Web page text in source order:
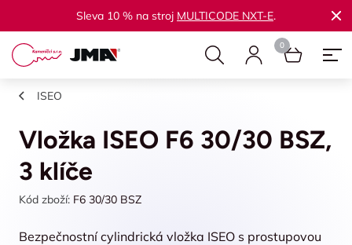
Sleva 10 % na stroj MULTICODE NXT-E.
ISEO
Vložka ISEO F6 30/30 BSZ,
3 klíče
Kód zboží: F6 30/30 BSZ
Bezpečnostní cylindrická vložka ISEO s prostupovou